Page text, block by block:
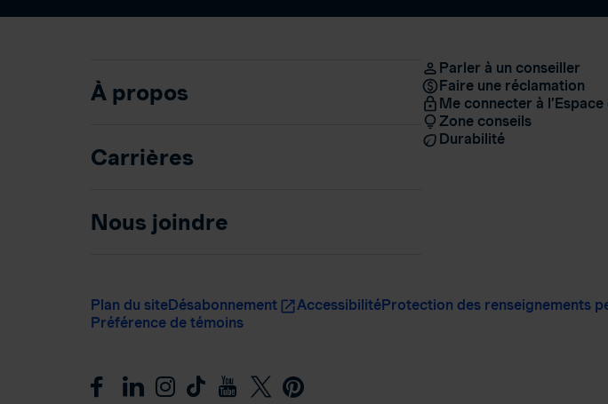
À propos
Carrières
Nous joindre
Parler à un conseiller
Faire une réclamation
Me connecter à
Zone conseils
Durabilité
Plan du siteDésabonnement AccessibilitéProtection des renseignements
Préférence de témoins